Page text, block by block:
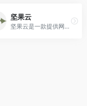
坚果云
坚果云是一款提供网盘|云盘|云服务的团队协助软件,可随时随地实现共享文件夹。